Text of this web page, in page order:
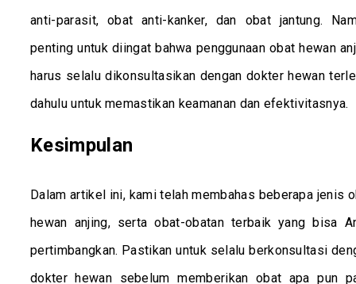
anti-parasit, obat anti-kanker, dan obat jantung.
penting untuk diingat bahwa penggunaan obat hewan
harus selalu dikonsultasikan dengan dokter hewan
dahulu untuk memastikan keamanan dan efektivitasnya.
Kesimpulan
Dalam artikel ini, kami telah membahas beberapa jenis
hewan anjing, serta obat-obatan terbaik yang bisa
pertimbangkan. Pastikan untuk selalu berkonsultasi
dokter hewan sebelum memberikan obat apa pun